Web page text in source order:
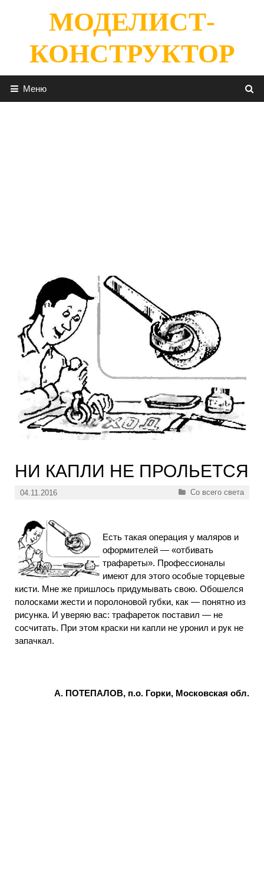
содержимомуМОДЕЛИСТ-
КОНСТРУКТОР
Меню
НИ КАПЛИ НЕ ПРОЛЬЕТСЯ
04.11.2016 Рубрики
Со всего света
Есть такая операция у маляров и
оформителей — «отбивать
трафареты». Профессионалы
имеют для этого особые торцевые
кисти. Мне же пришлось придумывать свою. Обошелся
полосками жести и поролоновой губки, как — понятно из
рисунка. И уверяю вас: трафареток поставил — не
сосчитать. При этом краски ни капли не уронил и рук не
запачкал.
А. ПОТЕПАЛОВ, п.о. Горки, Московская обл.